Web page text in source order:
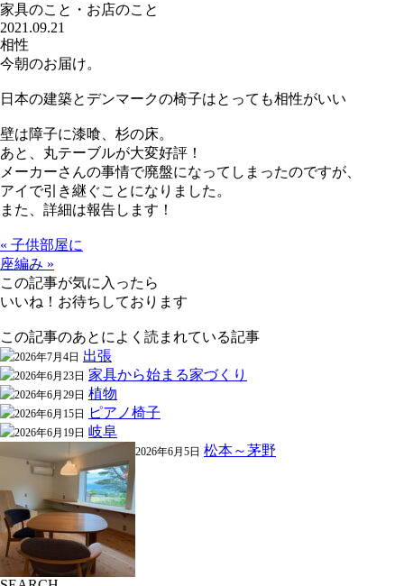
家具のこと・お店のこと
2021.09.21
相性
今朝のお届け。
日本の建築とデンマークの椅子はとっても相性がいい
壁は障子に漆喰、杉の床。
あと、丸テーブルが大変好評！
メーカーさんの事情で廃盤になってしまったのですが、
アイで引き継ぐことになりました。
また、詳細は報告します！
« 子供部屋に
座編み »
この記事が気に入ったら
いいね！お待ちしております
この記事のあとによく読まれている記事
2026年7月4日 出張
2026年6月23日 家具から始まる家づくり
2026年6月29日 植物
2026年6月15日 ピアノ椅子
2026年6月19日 岐阜
2026年6月5日 松本～茅野